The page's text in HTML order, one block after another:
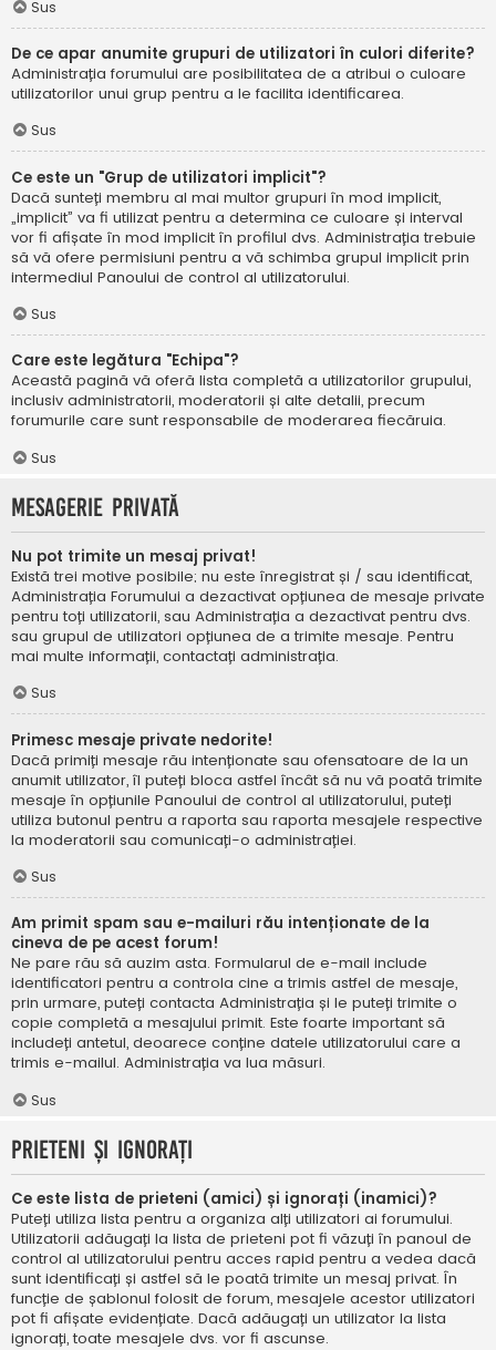
Sus
De ce apar anumite grupuri de utilizatori în culori diferite?
Administrația forumului are posibilitatea de a atribui o culoare
utilizatorilor unui grup pentru a le facilita identificarea.
Sus
Ce este un "Grup de utilizatori implicit"?
Dacă sunteți membru al mai multor grupuri în mod implicit,
„implicit” va fi utilizat pentru a determina ce culoare și interval
vor fi afișate în mod implicit în profilul dvs. Administrația trebuie
să vă ofere permisiuni pentru a vă schimba grupul implicit prin
intermediul Panoului de control al utilizatorului.
Sus
Care este legătura "Echipa"?
Această pagină vă oferă lista completă a utilizatorilor grupului,
inclusiv administratorii, moderatorii și alte detalii, precum
forumurile care sunt responsabile de moderarea fiecăruia.
Sus
Mesagerie privată
Nu pot trimite un mesaj privat!
Există trei motive posibile; nu este înregistrat și / sau identificat,
Administrația Forumului a dezactivat opțiunea de mesaje private
pentru toți utilizatorii, sau Administrația a dezactivat pentru dvs.
sau grupul de utilizatori opțiunea de a trimite mesaje. Pentru
mai multe informații, contactați administrația.
Sus
Primesc mesaje private nedorite!
Dacă primiți mesaje rău intenționate sau ofensatoare de la un
anumit utilizator, îl puteți bloca astfel încât să nu vă poată trimite
mesaje în opțiunile Panoului de control al utilizatorului, puteți
utiliza butonul pentru a raporta sau raporta mesajele respective
la moderatorii sau comunicați-o administrației.
Sus
Am primit spam sau e-mailuri rău intenționate de la
cineva de pe acest forum!
Ne pare rău să auzim asta. Formularul de e-mail include
identificatori pentru a controla cine a trimis astfel de mesaje,
prin urmare, puteți contacta Administrația și le puteți trimite o
copie completă a mesajului primit. Este foarte important să
includeți antetul, deoarece conține datele utilizatorului care a
trimis e-mailul. Administrația va lua măsuri.
Sus
Prieteni și ignorați
Ce este lista de prieteni (amici) și ignorați (inamici)?
Puteți utiliza lista pentru a organiza alți utilizatori ai forumului.
Utilizatorii adăugați la lista de prieteni pot fi văzuți în panoul de
control al utilizatorului pentru acces rapid pentru a vedea dacă
sunt identificați și astfel să le poată trimite un mesaj privat. În
funcție de șablonul folosit de forum, mesajele acestor utilizatori
pot fi afișate evidențiate. Dacă adăugați un utilizator la lista
ignorați, toate mesajele dvs. vor fi ascunse.